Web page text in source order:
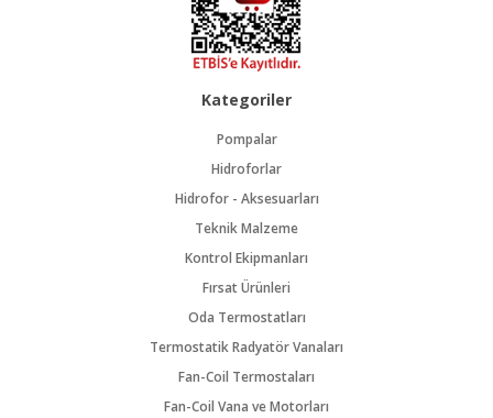
Kategoriler
Pompalar
Hidroforlar
Hidrofor - Aksesuarları
Teknik Malzeme
Kontrol Ekipmanları
Fırsat Ürünleri
Oda Termostatları
Termostatik Radyatör Vanaları
Fan-Coil Termostaları
Fan-Coil Vana ve Motorları